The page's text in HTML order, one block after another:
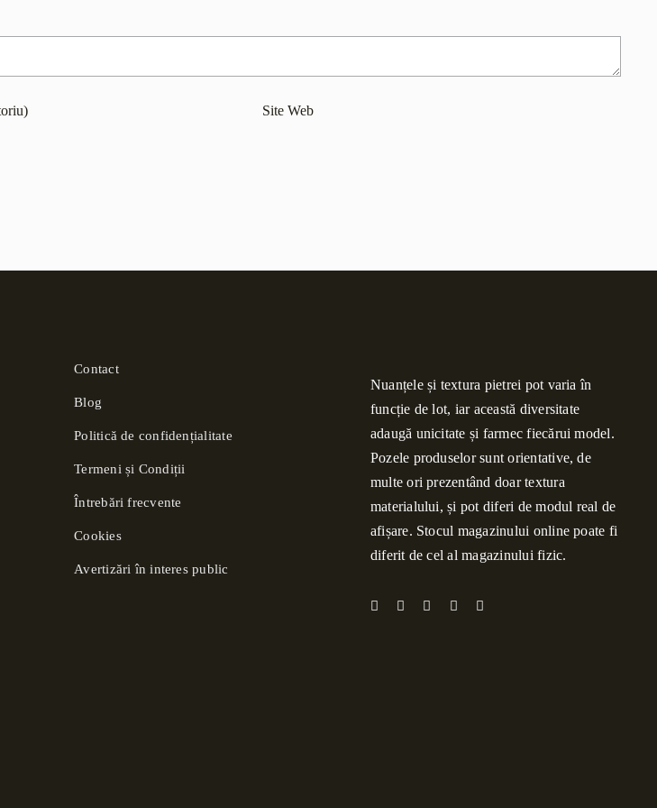
Contact
Blog
Politică de confidențialitate
Termeni și Condiții
Întrebări frecvente
Cookies
Avertizări în interes public
Nuanțele și textura pietrei pot varia în
funcție de lot, iar această diversitate
adaugă unicitate și farmec fiecărui model.
Pozele produselor sunt orientative, de
multe ori prezentând doar textura
materialului, și pot diferi de modul real de
afișare. Stocul magazinului online poate fi
diferit de cel al magazinului fizic.